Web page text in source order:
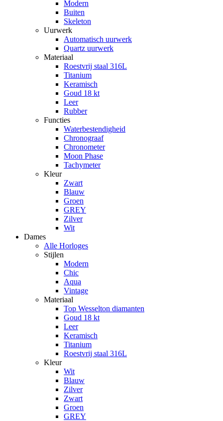
Modern
Buiten
Skeleton
Uurwerk
Automatisch uurwerk
Quartz uurwerk
Materiaal
Roestvrij staal 316L
Titanium
Keramisch
Goud 18 kt
Leer
Rubber
Functies
Waterbestendigheid
Chronograaf
Chronometer
Moon Phase
Tachymeter
Kleur
Zwart
Blauw
Groen
GREY
Zilver
Wit
Dames
Alle Horloges
Stijlen
Modern
Chic
Aqua
Vintage
Materiaal
Top Wesselton diamanten
Goud 18 kt
Leer
Keramisch
Titanium
Roestvrij staal 316L
Kleur
Wit
Blauw
Zilver
Zwart
Groen
GREY